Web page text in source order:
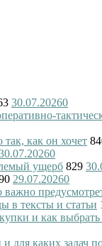
30.07.20260
как он хочет
0
ущерб 829
29.07.20260
в тексты и статьи
и как
для каких задач